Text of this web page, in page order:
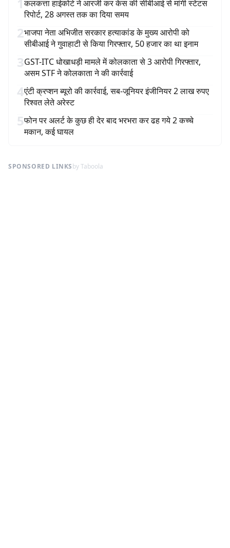
कलकत्ता हाईकोर्ट ने आरजी कर केस की सीबीआई से मांगी स्टेटस
रिपोर्ट, 28 अगस्त तक का दिया समय
2भाजपा नेता अभिजीत सरकार हत्याकांड के मुख्य आरोपी को
सीबीआई ने गुवाहाटी से किया गिरफ्तार, 50 हजार का था इनाम
3GST-ITC धोखाधड़ी मामले में कोलकाता से 3 आरोपी गिरफ्तार,
असम STF ने कोलकाता ने की कार्रवाई
4एंटी क्रप्शन ब्यूरो की कार्रवाई, सब-जूनियर इंजीनियर 2 लाख रुपए
रिश्वत लेते अरेस्ट
5फोन पर अलर्ट के कुछ ही देर बाद भरभरा कर ढह गये 2 कच्चे
मकान, कई घायल
SPONSORED LINKSby Taboola